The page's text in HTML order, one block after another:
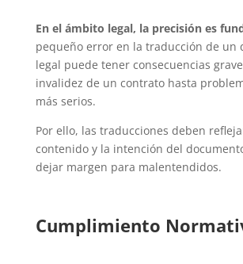
En el ámbito legal, la precisión es
pequeño error en la traducción de un
legal puede tener consecuencias
invalidez de un contrato hasta
más serios.
Por ello, las traducciones deben
contenido y la intención del
dejar margen para malentendidos.
Cumplimiento